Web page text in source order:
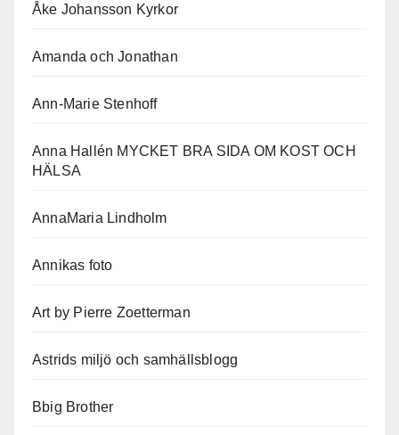
Åke Johansson Kyrkor
Amanda och Jonathan
Ann-Marie Stenhoff
Anna Hallén MYCKET BRA SIDA OM KOST OCH
HÄLSA
AnnaMaria Lindholm
Annikas foto
Art by Pierre Zoetterman
Astrids miljö och samhällsblogg
Bbig Brother